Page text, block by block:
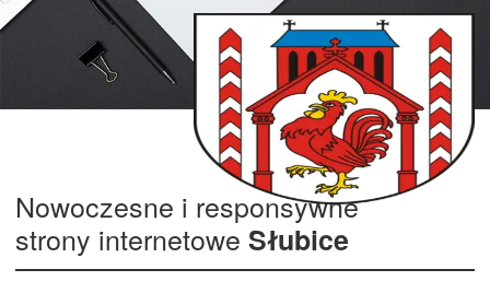
Nowoczesne i responsywne
strony internetowe Słubice